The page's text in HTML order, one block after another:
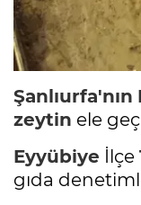
Şanlıurfa'nın
zeytin ele
Eyyübiye İlçe
gıda